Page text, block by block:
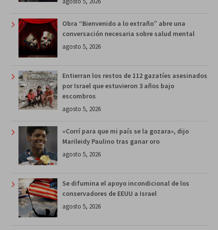
Obra “Bienvenido a lo extraño” abre una
conversación necesaria sobre salud mental
agosto 5, 2026
Entierran los restos de 112 gazatíes asesinados
por Israel que estuvieron 3 años bajo
escombros
agosto 5, 2026
«Corrí para que mi país se la gozara», dijo
Marileidy Paulino tras ganar oro
agosto 5, 2026
Se difumina el apoyo incondicional de los
conservadores de EEUU a Israel
agosto 5, 2026